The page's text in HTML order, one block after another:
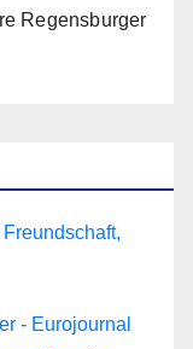
Regensburger
- Eurojournal